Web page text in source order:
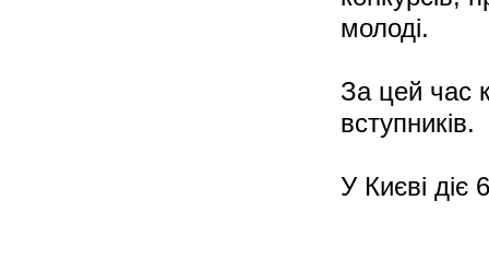
молоді.
За цей час
вступників.
У Києві діє